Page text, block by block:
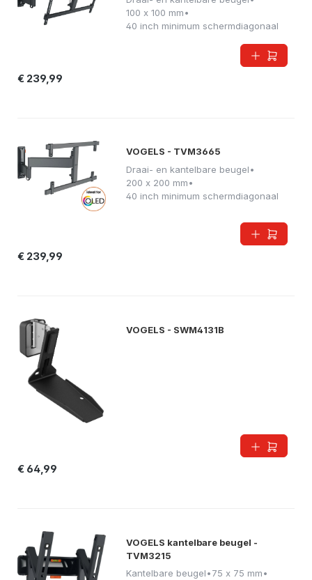
100 x 100 mm•
40 inch minimum schermdiagonaal
€ 239,99
VOGELS - TVM3665
Draai- en kantelbare beugel•
200 x 200 mm•
40 inch minimum schermdiagonaal
€ 239,99
VOGELS - SWM4131B
€ 64,99
VOGELS kantelbare beugel -
TVM3215
Kantelbare beugel•75 x 75 mm•